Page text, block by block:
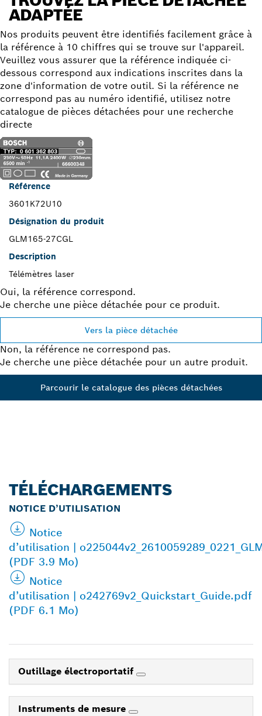
ADAPTÉE
Nos produits peuvent être identifiés facilement grâce à
la référence à 10 chiffres qui se trouve sur l'appareil.
Veuillez vous assurer que la référence indiquée ci-
dessous correspond aux indications inscrites dans la
zone d'information de votre outil. Si la référence ne
correspond pas au numéro identifié, utilisez notre
catalogue de pièces détachées pour une recherche
directe
Référence
3601K72U10
Désignation du produit
GLM165-27CGL
Description
Télémètres laser
Oui, la référence correspond.
Je cherche une pièce détachée pour ce produit.
Vers la pièce détachée
Non, la référence ne correspond pas.
Je cherche une pièce détachée pour un autre produit.
Parcourir le catalogue des pièces détachées
TÉLÉCHARGEMENTS
NOTICE D’UTILISATION
Notice
d’utilisation |
(PDF 3.9 Mo)
Notice
d’utilisation | o242769v2_Quickstart_Guide.pdf
(PDF 6.1 Mo)
Outillage électroportatif
Instruments de mesure